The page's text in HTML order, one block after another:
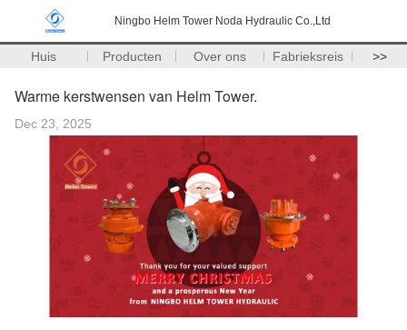
Ningbo Helm Tower Noda Hydraulic Co.,Ltd
Huis Producten Over ons Fabrieksreis >>
Warme kerstwensen van Helm Tower.
Dec 23, 2025